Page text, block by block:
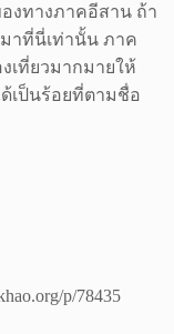
งทางภาคอีสาน ถ้า
มาที่นี่เท่านั้น ภาค
เที่ยวมากมายให้
ด้เป็นร้อยที่ตามชื่อ
p/78435